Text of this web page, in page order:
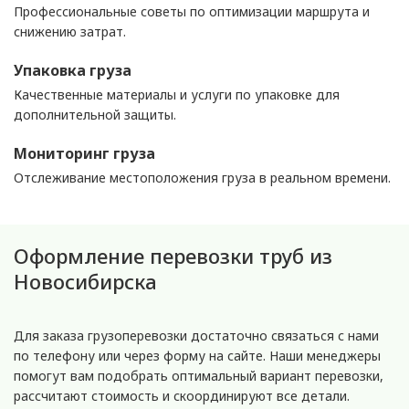
Профессиональные советы по оптимизации маршрута и
снижению затрат.
Упаковка груза
Качественные материалы и услуги по упаковке для
дополнительной защиты.
Мониторинг груза
Отслеживание местоположения груза в реальном времени.
Оформление перевозки труб из
Новосибирска
Для заказа грузоперевозки достаточно связаться с нами
по телефону или через форму на сайте. Наши менеджеры
помогут вам подобрать оптимальный вариант перевозки,
рассчитают стоимость и скоординируют все детали.